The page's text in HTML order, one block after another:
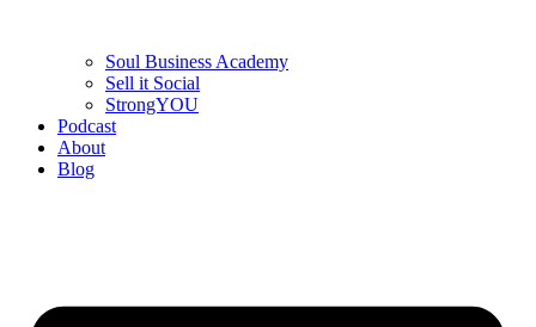
Soul Business Academy
Sell it Social
StrongYOU
Podcast
About
Blog